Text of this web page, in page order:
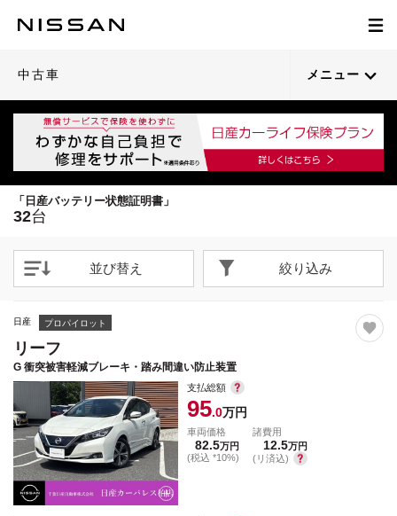
中古車 メニュー
「日産バッテリー状態証明書」
32台
並び替え 絞り込み
22
閉じる
日産 プロパイロット
リーフ
G 衝突被害軽減ブレーキ・踏み間違い防止装置
支払総額
95.0万円
車両価格
82.5万円
(税込 *10%)
諸費用
12.5万円
(リ済込)
23
閉じる 32
閉じる 38
閉じる 45
閉じる 26
閉じる 29
閉じる 47
閉じる 35
閉じる 41
閉じる 24
閉じる 22
閉じる 46
閉じる 21
閉じる 32
閉じる 26
閉じる 32
閉じる 39
閉じる 40
閉じる 32
閉じる